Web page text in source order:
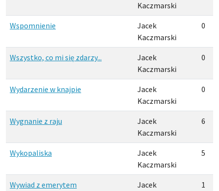
Kaczmarski
Wspomnienie
Jacek
Kaczmarski
0
Wszystko, co mi się zdarzy...
Jacek
Kaczmarski
0
Wydarzenie w knajpie
Jacek
Kaczmarski
0
Wygnanie z raju
Jacek
Kaczmarski
6
Wykopaliska
Jacek
Kaczmarski
5
Wywiad z emerytem
Jacek
1